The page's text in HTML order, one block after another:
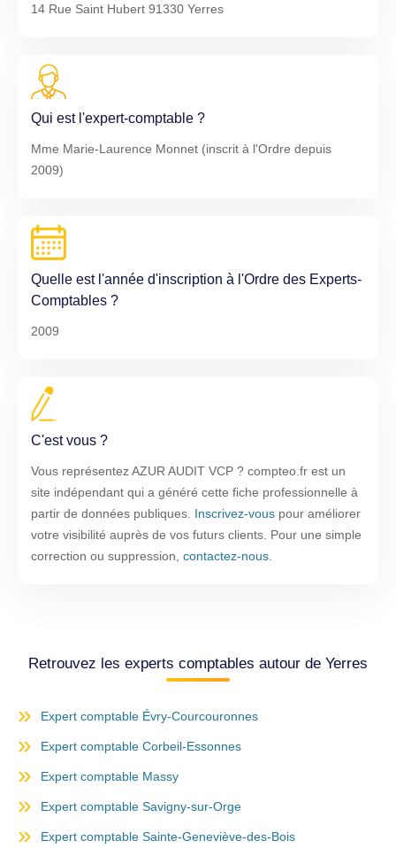
14 Rue Saint Hubert 91330 Yerres
Qui est l'expert-comptable ?
Mme Marie-Laurence Monnet (inscrit à l'Ordre depuis
2009)
Quelle est l'année d'inscription à l'Ordre des Experts-
Comptables ?
2009
C'est vous ?
Vous représentez AZUR AUDIT VCP ? compteo.fr est un
site indépendant qui a généré cette fiche professionnelle à
partir de données publiques. Inscrivez-vous pour améliorer
votre visibilité auprès de vos futurs clients. Pour une simple
correction ou suppression, contactez-nous
Retrouvez les experts comptables autour de Yerres
Expert comptable Évry-Courcouronnes
Expert comptable Corbeil-Essonnes
Expert comptable Massy
Expert comptable Savigny-sur-Orge
Expert comptable Sainte-Geneviève-des-Bois